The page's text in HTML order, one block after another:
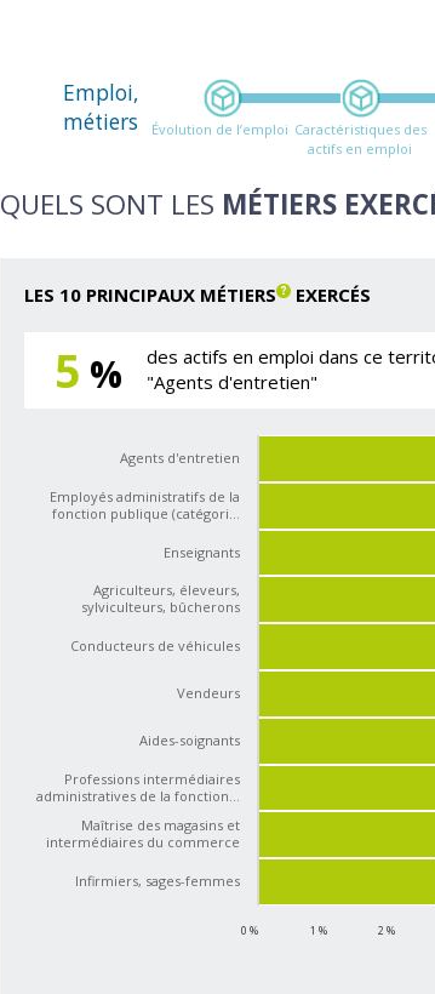
Emploi,
métiers
Évolution de l’emploi Caractéristiques des
actifs en emploi
QUELS SONT LES MÉTIERS
LES 10 PRINCIPAUX MÉTIERS EXERCÉS
5 %
des actifs en emploi dans ce
"Agents d'entretien"
Agents d'entretien
Employés administratifs de la
fonction publique (catégori…
Enseignants
Agriculteurs, éleveurs,
sylviculteurs, bûcherons
Conducteurs de véhicules
Vendeurs
Aides-soignants
Professions intermédiaires
administratives de la fonction…
Maîtrise des magasins et
intermédiaires du commerce
Infirmiers, sages-femmes
0 % 1 % 2 %